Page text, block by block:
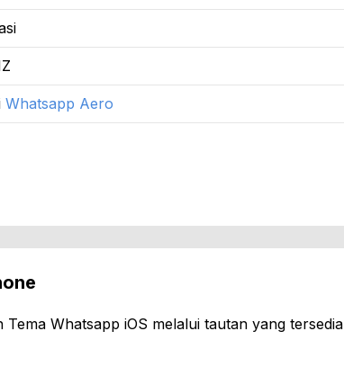
Whatsapp Aero
Whatsapp iOS melalui tautan yang tersedia